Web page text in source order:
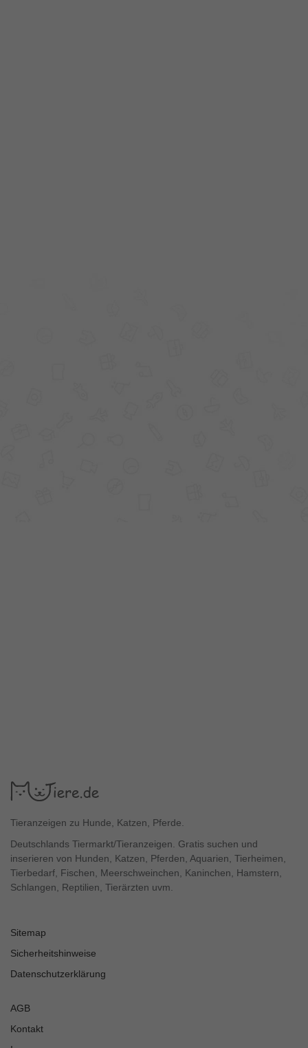
Tieranzeigen zu Hunde, Katzen, Pferde.
Deutschlands Tiermarkt/Tieranzeigen. Gratis suchen und
inserieren von Hunden, Katzen, Pferden, Aquarien, Tierheimen,
Tierbedarf, Fischen, Meerschweinchen, Kaninchen, Hamstern,
Schlangen, Reptilien, Tierärzten uvm.
Sitemap
Sicherheitshinweise
Datenschutzerklärung
AGB
Kontakt